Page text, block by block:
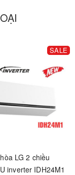
SALE
LG 2 chiều
inverter IDH24M1